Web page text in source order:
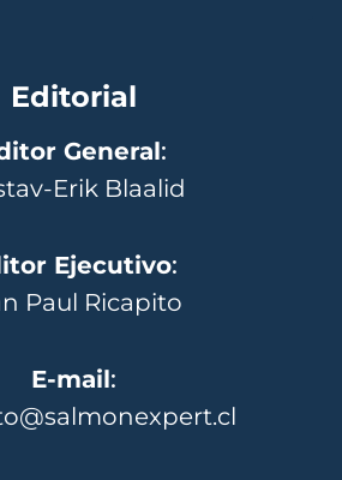
Editorial
General:
Erik Blaalid
Ejecutivo:
Paul Ricapito
E-mail: